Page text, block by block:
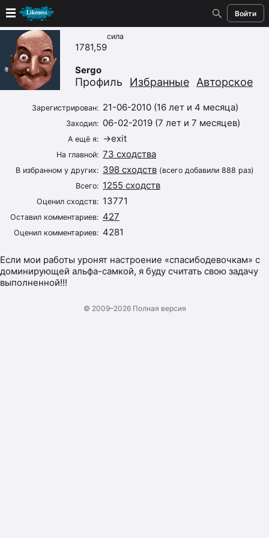
Войти
Новые
Лучшие
Голосование
Кандидаты
Случайное сходство 👍
Создать сходство
Для публикации необходима авторизация
сила
1781,59
Sergo
Профиль Избранные Авторское
Зарегистрирован: 21-06-2010 (16 лет и 4 месяца)
Заходил: 06-02-2019 (7 лет и 7 месяцев)
А ещё я: →exit
На главной: 73 сходства
В избранном у других: 398 сходств (всего добавили 888 раз)
Всего: 1255 сходств
Оценил сходств: 13771
Оставил комментариев: 427
Оценил комментариев: 4281
Если мои работы уронят настроение «спасибодевочкам» с
доминирующей альфа-самкой, я буду считать свою задачу
выполненной!!!
© 2009–2026 Полная версия